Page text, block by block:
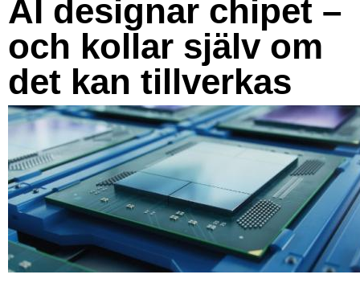
AI designar chipet –
och kollar själv om
det kan tillverkas